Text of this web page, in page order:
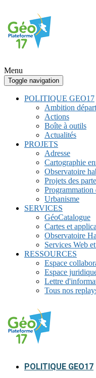
Menu
Toggle navigation
POLITIQUE GEO17
Ambition
Actions
Boîte à outils
Actualités
PROJETS
Adresse
Cartographie
Observatoire
Projets des
Programmation
Urbanisme
SERVICES
GéoCatalogue
Cartes et
Observatoire
Services Web
RESSOURCES
Espace
Espace
Lettre
Tous nos
POLITIQUE GEO17